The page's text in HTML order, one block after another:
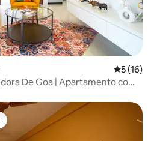
5 de uma
5 (16)
De Goa | Apartamento com